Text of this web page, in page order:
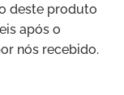
deste produto
após o
nós recebido.